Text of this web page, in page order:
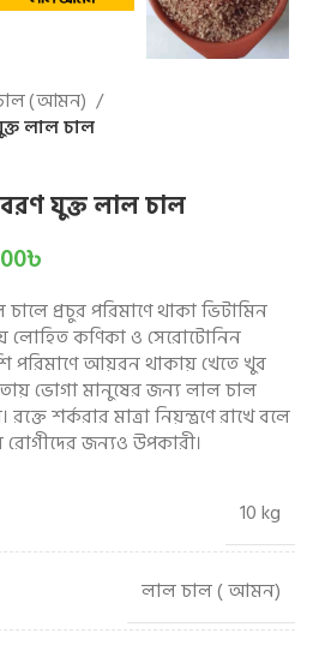
( আমন)
লাল চাল
যুক্ত লাল চাল
৳
প্রচুর পরিমাণে থাকা ভিটামিন
লোহিত কণিকা ও সেরোটোনিন
পরিমাণে আয়রন থাকায় খেতে খুব
ভোগা মানুষের জন্য লাল চাল
শর্করার মাত্রা নিয়ন্ত্রণে রাখে বলে
রোগীদের জন্যও উপকারী।
10 kg
লাল চাল ( আমন)